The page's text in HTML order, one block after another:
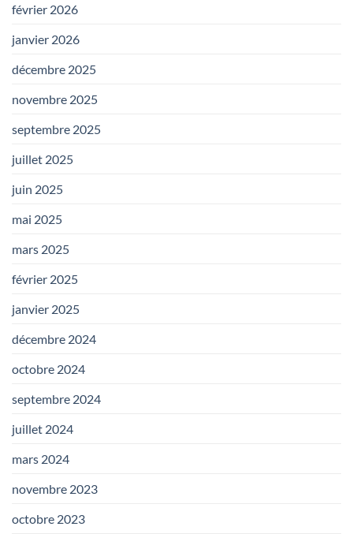
février 2026
janvier 2026
décembre 2025
novembre 2025
septembre 2025
juillet 2025
juin 2025
mai 2025
mars 2025
février 2025
janvier 2025
décembre 2024
octobre 2024
septembre 2024
juillet 2024
mars 2024
novembre 2023
octobre 2023